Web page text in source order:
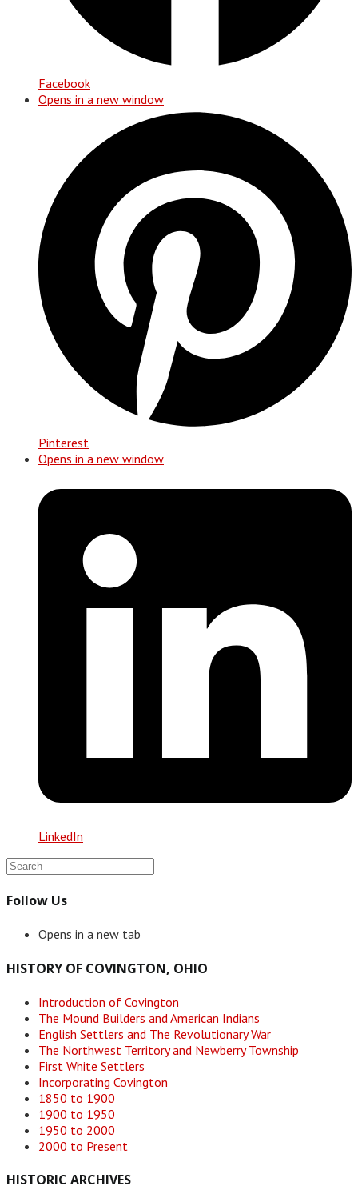
Facebook
Opens in a new window
Pinterest
Opens in a new window
LinkedIn
Follow Us
Opens in a new tab
HISTORY OF COVINGTON, OHIO
Introduction of Covington
The Mound Builders and American Indians
English Settlers and The Revolutionary War
The Northwest Territory and Newberry Township
First White Settlers
Incorporating Covington
1850 to 1900
1900 to 1950
1950 to 2000
2000 to Present
HISTORIC ARCHIVES